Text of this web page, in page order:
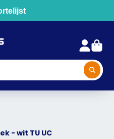
- wit TU UC